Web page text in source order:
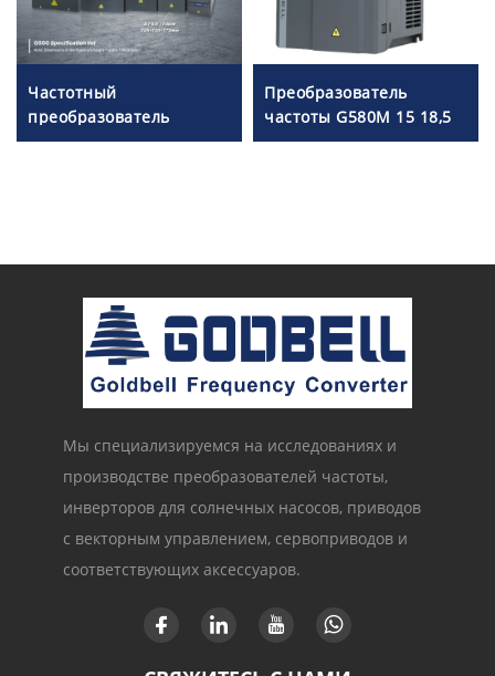
Частотный
преобразователь
Goldbell серии G580M |
Частотный
сертификатом CE
Преобразователь
частоты G580M 15 18,5
22 30 кВт
Мы специализируемся на исследованиях и
производстве преобразователей частоты,
инверторов для солнечных насосов, приводов
с векторным управлением, сервоприводов и
соответствующих аксессуаров.